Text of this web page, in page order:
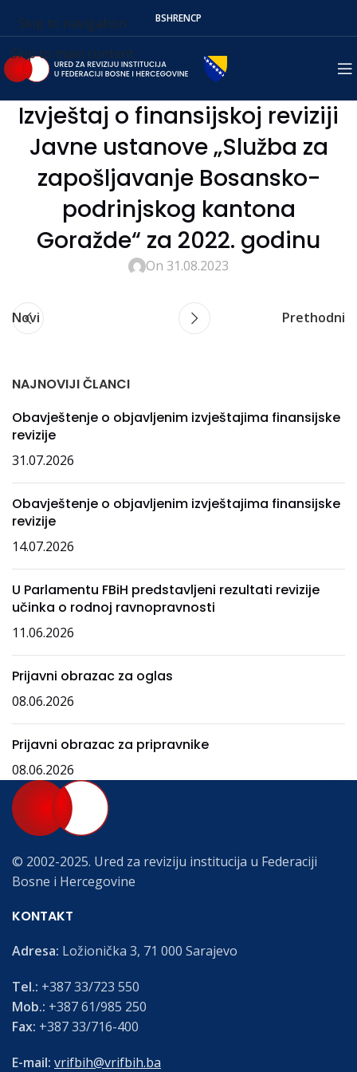
Skip to navigation
Skip to main content
BSHRENСР
Izvještaj o finansijskoj reviziji
Javne ustanove „Služba za
zapošljavanje Bosansko-
podrinjskog kantona
Goražde“ za 2022. godinu
On 31.08.2023
Novi Prethodni
NAJNOVIJI ČLANCI
Obavještenje o objavljenim izvještajima finansijske
revizije
31.07.2026
Obavještenje o objavljenim izvještajima finansijske
revizije
14.07.2026
U Parlamentu FBiH predstavljeni rezultati revizije
učinka o rodnoj ravnopravnosti
11.06.2026
Prijavni obrazac za oglas
08.06.2026
Prijavni obrazac za pripravnike
08.06.2026
© 2002-2025. Ured za reviziju institucija u Federaciji
Bosne i Hercegovine
KONTAKT
Adresa: Ložionička 3, 71 000 Sarajevo
Tel.: +387 33/723 550
Mob.: +387 61/985 250
Fax: +387 33/716-400
E-mail: vrifbih@vrifbih.ba